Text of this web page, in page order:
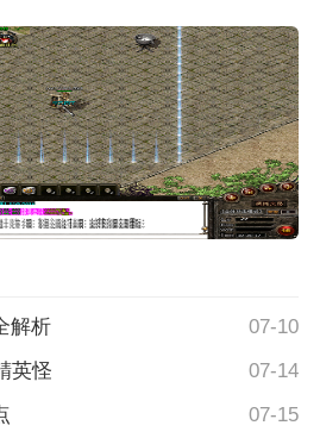
解析
07-10
英怪
07-14
07-15